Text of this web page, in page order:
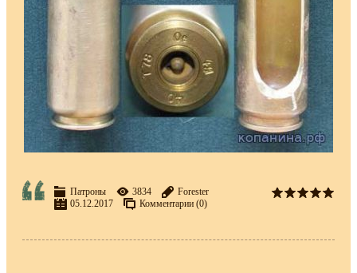
Патроны 3834
Forester
05.12.2017
Комментарии (0)